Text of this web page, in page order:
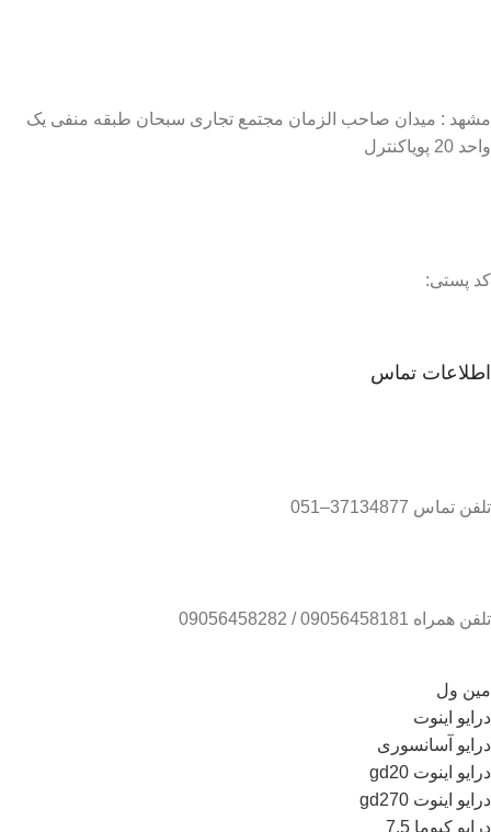
مشهد : میدان صاحب الزمان مجتمع تجاری سبحان طبقه منفی یک
واحد 20 پویاکنترل
کد پستی:
اطلاعات تماس
تلفن تماس 37134877–051
تلفن همراه 09056458181 / 09056458282
مین ول
درایو اینوت
درایو آسانسوری
درایو اینوت gd20
درایو اینوت gd270
درایو کیوما 7.5